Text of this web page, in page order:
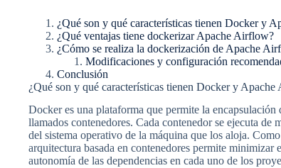
¿Qué son y qué características tienen Docker y
¿Qué ventajas tiene dockerizar Apache Airflow?
¿Cómo se realiza la dockerización de Apache
Modificaciones y configuración
Conclusión
¿Qué son y qué características tienen Docker y
Docker es una plataforma que permite la
llamados contenedores. Cada contenedor se ejecuta
del sistema operativo de la máquina que los aloja.
arquitectura basada en contenedores permite
autonomía de las dependencias en cada uno de los